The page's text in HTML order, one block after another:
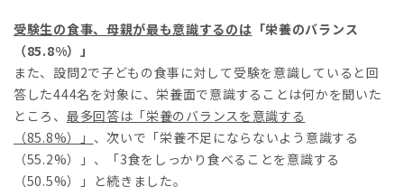
受験生の食事、母親が最も意識するのは 「栄養のバランス
（85.8%）」
また、設問2で子どもの食事に対して受験を意識していると回
答した444名を対象に、栄養面で意識することは何かを聞いた
ところ、 最多回答は「栄養のバランスを意識する
（85.8%）」 、次いで「栄養不足にならないよう意識する
（55.2%）」、「3食をしっかり食べることを意識する
（50.5%）」と続きました。